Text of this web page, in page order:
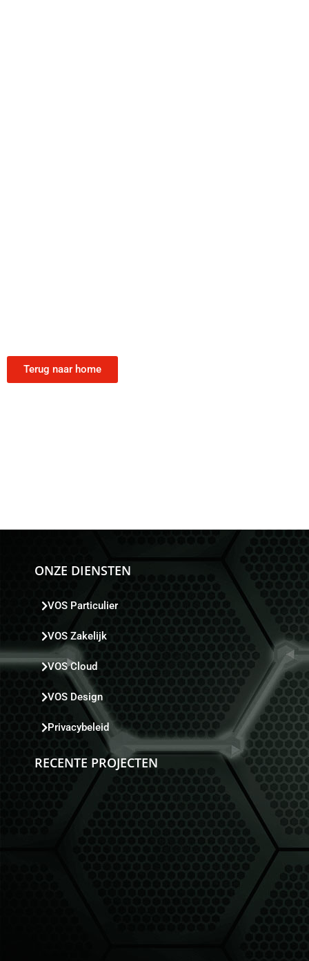
Terug naar home
ONZE DIENSTEN
VOS Particulier
VOS Zakelijk
VOS Cloud
VOS Design
Privacybeleid
RECENTE PROJECTEN